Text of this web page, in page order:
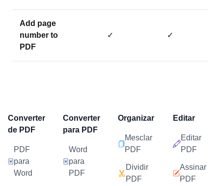
Add page
number to
PDF
✓ ✓
Converter
de PDF
PDF
para
Word
Converter
para PDF
Word
para
PDF
Organizar
Mesclar
PDF
Dividir
PDF
Editar
Editar
PDF
Assinar
PDF